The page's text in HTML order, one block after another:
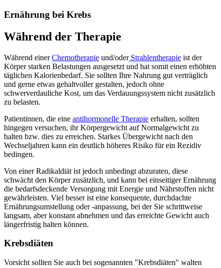
Ernährung bei Krebs
Während der Therapie
Während einerChemotherapie und/oderStrahlentherapie ist der
Körper starken Belastungen ausgesetzt und hat somit einen erhöhten
täglichen Kalorienbedarf. Sie sollten Ihre Nahrung gut verträglich
und gerne etwas gehaltvoller gestalten, jedoch ohne
schwerverdauliche Kost, um das Verdauungssystem nicht zusätzlich
zu belasten.
Patientinnen, die eine antihormonelle Therapie erhalten, sollten
hingegen versuchen, ihr Körpergewicht auf Normalgewicht zu
halten bzw. dies zu erreichen. Starkes Übergewicht nach den
Wechseljahren kann ein deutlich höheres Risiko für ein Rezidiv
bedingen.
Von einer Radikaldiät ist jedoch unbedingt abzuraten, diese
schwächt den Körper zusätzlich, und kann bei einseitiger Ernährung
die bedarfsdeckende Versorgung mit Energie und Nährstoffen nicht
gewährleisten. Viel besser ist eine konsequente, durchdachte
Ernährungsumstellung oder -anpassung, bei der Sie schrittweise
langsam, aber konstant abnehmen und das erreichte Gewicht auch
längerfristig halten können.
Krebsdiäten
Vorsicht sollten Sie auch bei sogenannten "Krebsdiäten" walten